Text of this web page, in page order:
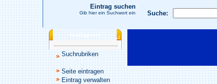
Suche:
Eintrag suchen
Gib hier ein Suchwort ein
Katalogmenü
Suchrubriken
Seite eintragen
Eintrag verwalten